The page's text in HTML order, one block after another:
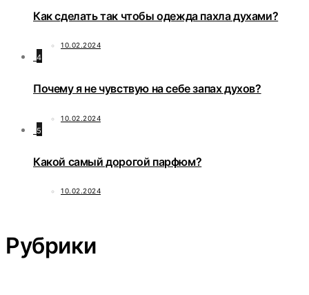
Как сделать так чтобы одежда пахла духами?
10.02.2024
4
Почему я не чувствую на себе запах духов?
10.02.2024
5
Какой самый дорогой парфюм?
10.02.2024
Рубрики